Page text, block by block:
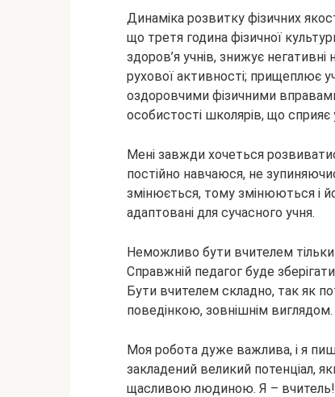
Динаміка розвитку фізичних
що третя година фізичної
здоров’я учнів, знижує
рухової активності; прищеплює
оздоровчими фізичними
особистості школярів, що сприяє
Мені завжди хочеться
постійно навчаюся, не
змінюється, тому змінюються і
адаптовані для сучасного учня.
Неможливо бути вчителем
Справжній педагог буде зберігати
Бути вчителем складно, так як
поведінкою, зовнішнім виглядом.
Моя робота дуже важлива, і я
закладений великий потенціал,
щасливою людиною. Я – вчитель!